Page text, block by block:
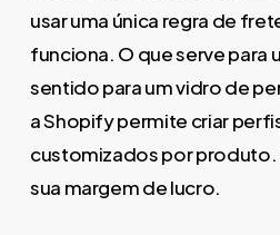
usar uma única regra de
funciona. O que serve para
sentido para um vidro de
a Shopify permite criar
customizados por produto.
sua margem de lucro.